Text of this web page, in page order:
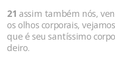
21assim também nós,
os olhos corpo­rais,
que é seu santíssimo
deiro.